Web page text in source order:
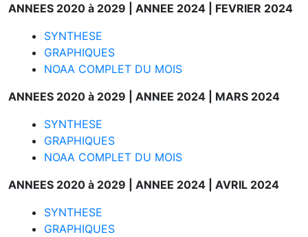
ANNEES 2020 à 2029 | ANNEE 2024 | FEVRIER 2024
SYNTHESE
GRAPHIQUES
NOAA COMPLET DU MOIS
ANNEES 2020 à 2029 | ANNEE 2024 | MARS 2024
SYNTHESE
GRAPHIQUES
NOAA COMPLET DU MOIS
ANNEES 2020 à 2029 | ANNEE 2024 | AVRIL 2024
SYNTHESE
GRAPHIQUES